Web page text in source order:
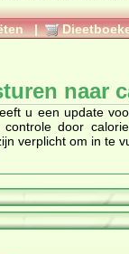
|
naar
u een update
door
verplicht om in te